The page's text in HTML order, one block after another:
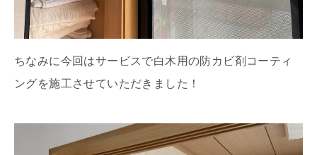
ちなみに今回はサービスで白木用の防カビ剤コーティ
ングを施工させていただきました！